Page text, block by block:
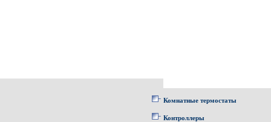
Комнатные термостаты
Контроллеры